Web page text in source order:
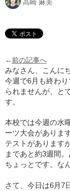
高崎 麻美
←前の記事へ
みなさん、こんに
今週で6月も終わ
られませんが、と
す。
本校では今週の水
ーツ大会がありま
テストがあります
まであと約3週間
ちょっとです。な
さて、今日は6月7